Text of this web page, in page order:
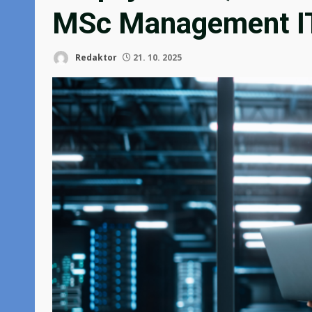
MSc Management
Redaktor 21. 10. 2025